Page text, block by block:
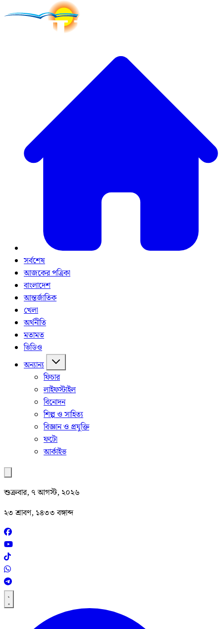
সর্বশেষ
আজকের পত্রিকা
বাংলাদেশ
আন্তর্জাতিক
খেলা
অর্থনীতি
মতামত
ভিডিও
অন্যান্য
ফিচার
লাইফস্টাইল
বিনোদন
শিল্প ও সাহিত্য
বিজ্ঞান ও প্রযুক্তি
ফটো
আর্কাইভ
শুক্রবার, ৭ আগস্ট, ২০২৬
২৩ শ্রাবণ, ১৪৩৩ বঙ্গাব্দ